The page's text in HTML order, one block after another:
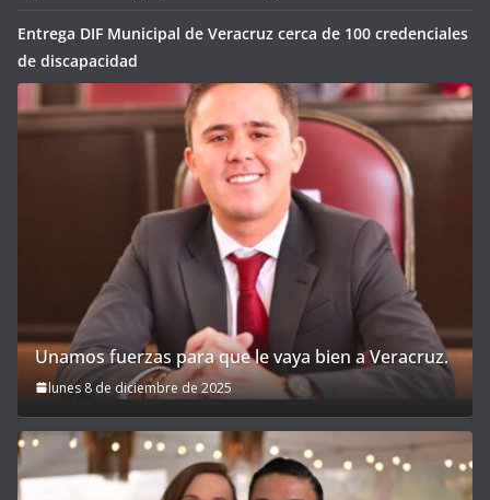
Entrega DIF Municipal de Veracruz cerca de 100 credenciales
de discapacidad
Unamos fuerzas para que le vaya bien a Veracruz.
lunes 8 de diciembre de 2025